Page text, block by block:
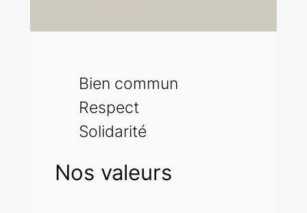
Bien commun
Respect
Solidarité
Nos valeurs